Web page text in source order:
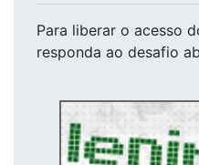
Para liberar o acesso
responda ao desafio